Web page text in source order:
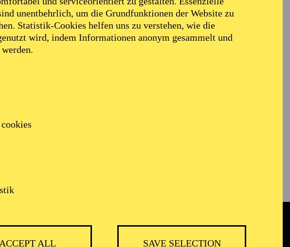
unentbehrlich, um die Grundfunktionen der Website zu
Statistik-Cookies helfen uns zu verstehen, wie die
wird, indem Informationen anonym gesammelt und
ACCEPT ALL SAVE SELECTION
MEDIA